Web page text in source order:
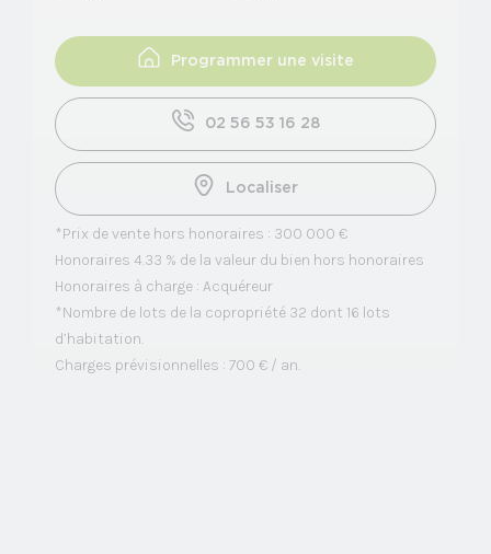
Programmer une visite
02 56 53 16 28
Localiser
*Prix de vente hors honoraires : 300 000 €
Honoraires 4.33 % de la valeur du bien hors honoraires
Honoraires à charge : Acquéreur
*Nombre de lots de la copropriété 32 dont 16 lots
d’habitation.
Charges prévisionnelles : 700 € / an.